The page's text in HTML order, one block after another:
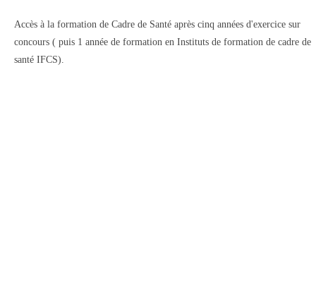
Accès à la formation de Cadre de Santé après cinq années d'exercice sur
concours ( puis 1 année de formation en Instituts de formation de cadre de
santé IFCS).